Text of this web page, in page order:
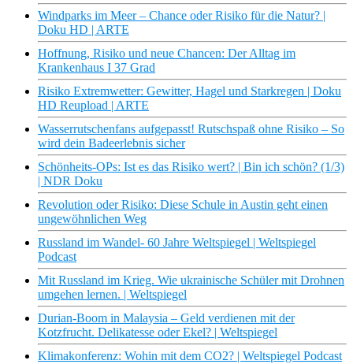
Windparks im Meer – Chance oder Risiko für die Natur? |
Doku HD | ARTE
Hoffnung, Risiko und neue Chancen: Der Alltag im
Krankenhaus I 37 Grad
Risiko Extremwetter: Gewitter, Hagel und Starkregen | Doku
HD Reupload | ARTE
Wasserrutschenfans aufgepasst! Rutschspaß ohne Risiko – So
wird dein Badeerlebnis sicher
Schönheits-OPs: Ist es das Risiko wert? | Bin ich schön? (1/3)
| NDR Doku
Revolution oder Risiko: Diese Schule in Austin geht einen
ungewöhnlichen Weg
Russland im Wandel- 60 Jahre Weltspiegel | Weltspiegel
Podcast
Mit Russland im Krieg. Wie ukrainische Schüler mit Drohnen
umgehen lernen. | Weltspiegel
Durian-Boom in Malaysia – Geld verdienen mit der
Kotzfrucht. Delikatesse oder Ekel? | Weltspiegel
Klimakonferenz: Wohin mit dem CO2? | Weltspiegel Podcast